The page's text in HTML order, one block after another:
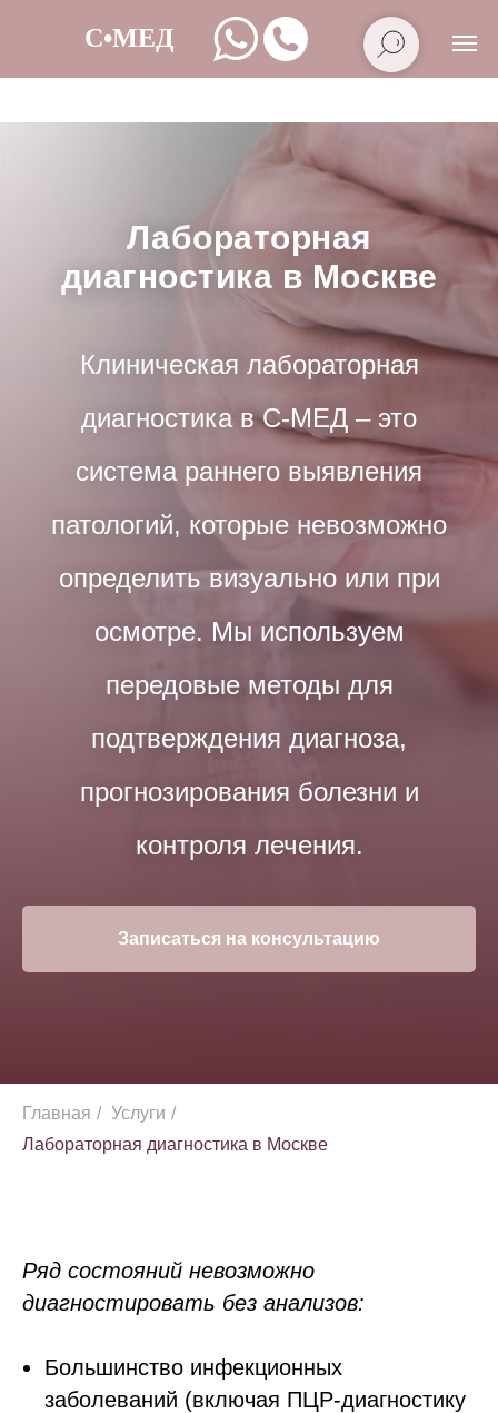
Лабораторная
диагностика в Москве
Клиническая лабораторная
диагностика в С-МЕД – это
система раннего выявления
патологий, которые невозможно
определить визуально или при
осмотре. Мы используем
передовые методы для
подтверждения диагноза,
прогнозирования болезни и
контроля лечения.
Записаться на консультацию
Главная / Услуги /
Лабораторная диагностика в Москве
Ряд состояний невозможно
диагностировать без анализов:
Большинство инфекционных
заболеваний (включая ПЦР-диагностику